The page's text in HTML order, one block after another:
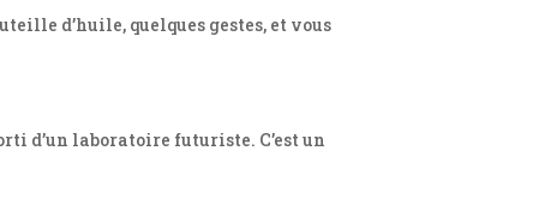
d’huile, quelques gestes, et vous
d’un laboratoire futuriste. C’est un